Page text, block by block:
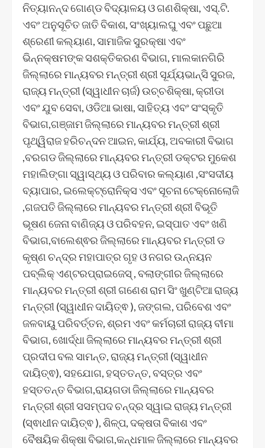
ନିତ୍ୟାନନ୍ଦ ଗୋଣ୍ଡ ବିଦ୍ୟାଳୟ ଓ ଗଣଶିକ୍ଷା, ଏସ୍.ଟି.
ଏବଂ ଅନୁସୂଚିତ ଜାତି ବିକାଶ, ସଂଖ୍ୟାଲଘୁ ଏବଂ ପଛୁଆ
ଶ୍ରେଣୀ କଲ୍ୟାଣ, ସାମାଜିକ ସୁରକ୍ଷା ଏବଂ
ଭିନ୍ନକ୍ଷମଙ୍କ ସଶକ୍ତିକରଣ ବିଭାଗ, ମାଲକାନଗିରି
ଜିଲ୍ଲାରେ ମାନ୍ୟବର ମନ୍ତ୍ରୀ ଶ୍ରୀ ସୂର୍ଯ୍ୟଭାନ୍ସି ସୁରଜ,
ରାଜ୍ୟ ମନ୍ତ୍ରୀ (ସ୍ୱାଧୀନ ଚାର୍ଜ) ଉଚ୍ଚଶିକ୍ଷା, କ୍ରୀଡା
ଏବଂ ଯୁବ ସେବା, ଓଡିଆ ଭାଷା, ସାହିତ୍ୟ ଏବଂ ସଂସ୍କୃତି
ବିଭାଗ,ଗଞ୍ଜାମ ଜିଲ୍ଲାରେ ମାନ୍ୟବର ମନ୍ତ୍ରୀ ଶ୍ରୀ
ପୃଥ୍ୱିରାଜ ହରିଚନ୍ଦନ ଆଇନ, କାର୍ଯ୍ୟ, ଅବକାରୀ ବିଭାଗ
,ବରଗଡ ଜିଲ୍ଲାରେ ମାନ୍ୟବର ମନ୍ତ୍ରୀ ଡକ୍ଟର ମୁକେଶ
ମହାଲିଙ୍ଗା ସ୍ୱାସ୍ଥ୍ୟ ଓ ପରିବାର କଲ୍ୟାଣ ,ସଂସଦୀୟ
ବ୍ୟାପାର, ଇଲେକ୍ଟ୍ରୋନିକ୍ସ ଏବଂ ସୂଚନା ଟେକ୍ନୋଲୋଜି
,ଗଜପତି ଜିଲ୍ଲାରେ ମାନ୍ୟବର ମନ୍ତ୍ରୀ ଶ୍ରୀ ବିଭୂତି
ଭୂଷଣ ଜେନା ବାଣିଜ୍ୟ ଓ ପରିବହନ, ଇସ୍ପାତ ଏବଂ ଖଣି
ବିଭାଗ,ବାଲେଶ୍ଵର ଜିଲ୍ଲାରେ ମାନ୍ୟବର ମନ୍ତ୍ରୀ ଡ
କୃଷ୍ଣ ଚନ୍ଦ୍ର ମହାପାତ୍ର ଗୃହ ଓ ନଗର ଉନ୍ନୟନ
ପବ୍ଲିକ୍ ଏଣ୍ଟରପ୍ରାଇଜେସ୍ , ବଲାଙ୍ଗୀର ଜିଲ୍ଲାରେ
ମାନ୍ୟବର ମନ୍ତ୍ରୀ ଶ୍ରୀ ଗଣେଶ ରାମ ସିଂ ଖୁଣ୍ଟିଆ ରାଜ୍ୟ
ମନ୍ତ୍ରୀ (ସ୍ୱାଧୀନ ଦାୟିତ୍ଵ ), ଜଙ୍ଗଲ, ପରିବେଶ ଏବଂ
ଜଳବାୟୁ ପରିବର୍ତ୍ତନ, ଶ୍ରମ ଏବଂ କର୍ମଚାରୀ ରାଜ୍ୟ ବୀମା
ବିଭାଗ, ଖୋର୍ଦ୍ଧା ଜିଲ୍ଲାରେ ମାନ୍ୟବର ମନ୍ତ୍ରୀ ଶ୍ରୀ
ପ୍ରଦୀପ ବଲ ସାମନ୍ତ, ରାଜ୍ୟ ମନ୍ତ୍ରୀ (ସ୍ୱାଧୀନ
ଦାୟିତ୍ଵ), ସହଯୋଗ, ହସ୍ତତନ୍ତ, ବସ୍ତ୍ର ଏବଂ
ହସ୍ତତନ୍ତ ବିଭାଗ,ରାୟଗଡା ଜିଲ୍ଲାରେ ମାନ୍ୟବର
ମନ୍ତ୍ରୀ ଶ୍ରୀ ସସମ୍ପଦ ଚନ୍ଦ୍ର ସ୍ୱାଇ ରାଜ୍ୟ ମନ୍ତ୍ରୀ
(ସ୍ଵାଧୀନ ଦାୟିତ୍ଵ ), ଶିଳ୍ପ, ଦକ୍ଷତା ବିକାଶ ଏବଂ
ବୈଷୟିକ ଶିକ୍ଷା ବିଭାଗ,କନ୍ଧମାଳ ଜିଲ୍ଲାରେ ମାନ୍ୟବର